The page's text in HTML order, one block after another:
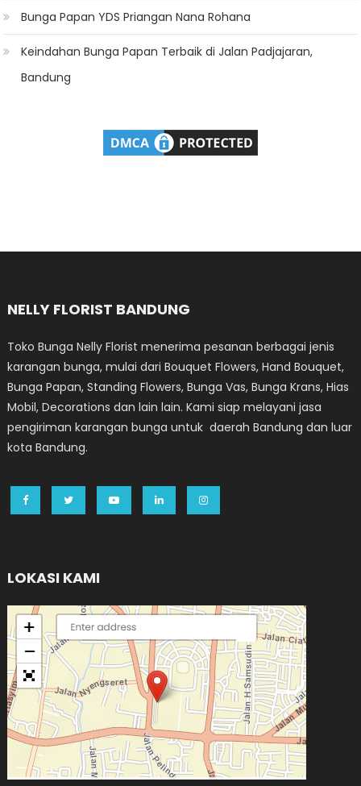
Bunga Papan YDS Priangan Nana Rohana
Keindahan Bunga Papan Terbaik di Jalan Padjajaran,
Bandung
NELLY FLORIST BANDUNG
Toko Bunga Nelly Florist menerima pesanan berbagai jenis
karangan bunga, mulai dari Bouquet Flowers, Hand Bouquet,
Bunga Papan, Standing Flowers, Bunga Vas, Bunga Krans, Hias
Mobil, Decorations dan lain lain. Kami siap melayani jasa
pengiriman karangan bunga untuk daerah Bandung dan luar
kota Bandung.
LOKASI KAMI